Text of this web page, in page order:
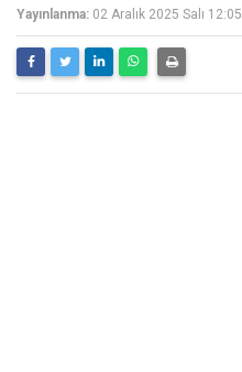
Yayınlanma: 02 Aralık 2025 Salı 12:05